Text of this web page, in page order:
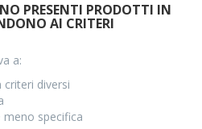
PRESENTI PRODOTTI IN
AI CRITERI
a:
criteri diversi
specifica